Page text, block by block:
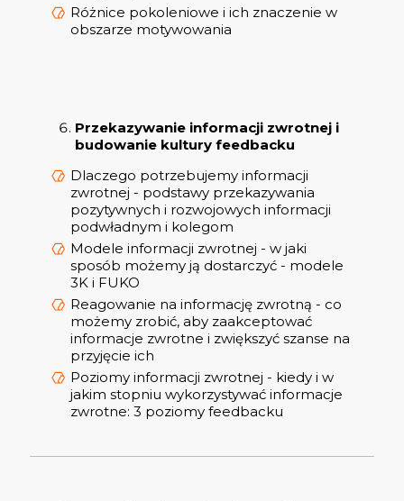
Różnice pokoleniowe i ich znaczenie w
obszarze motywowania
Przekazywanie informacji zwrotnej i
budowanie kultury feedbacku
Dlaczego potrzebujemy informacji
zwrotnej - podstawy przekazywania
pozytywnych i rozwojowych informacji
podwładnym i kolegom
Modele informacji zwrotnej - w jaki
sposób możemy ją dostarczyć - modele
3K i FUKO
Reagowanie na informację zwrotną - co
możemy zrobić, aby zaakceptować
informacje zwrotne i zwiększyć szanse na
przyjęcie ich
Poziomy informacji zwrotnej - kiedy i w
jakim stopniu wykorzystywać informacje
zwrotne: 3 poziomy feedbacku